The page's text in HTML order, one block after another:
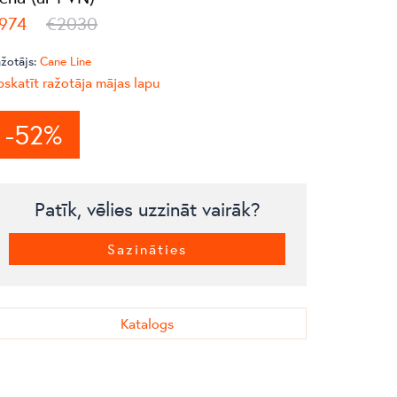
€2030
Cane Line
ražotāja mājas lapu
-52%
Patīk, vēlies uzzināt vairāk?
Sazināties
Katalogs